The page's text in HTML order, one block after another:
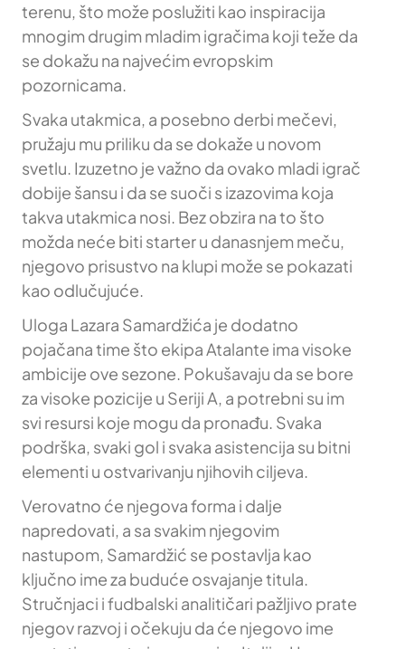
terenu, što može poslužiti kao inspiracija
mnogim drugim mladim igračima koji teže da
se dokažu na najvećim evropskim
pozornicama.
Svaka utakmica, a posebno derbi mečevi,
pružaju mu priliku da se dokaže u novom
svetlu. Izuzetno je važno da ovako mladi igrač
dobije šansu i da se suoči s izazovima koja
takva utakmica nosi. Bez obzira na to što
možda neće biti starter u danasnjem meču,
njegovo prisustvo na klupi može se pokazati
kao odlučujuće.
Uloga Lazara Samardžića je dodatno
pojačana time što ekipa Atalante ima visoke
ambicije ove sezone. Pokušavaju da se bore
za visoke pozicije u Seriji A, a potrebni su im
svi resursi koje mogu da pronađu. Svaka
podrška, svaki gol i svaka asistencija su bitni
elementi u ostvarivanju njihovih ciljeva.
Verovatno će njegova forma i dalje
napredovati, a sa svakim njegovim
nastupom, Samardžić se postavlja kao
ključno ime za buduće osvajanje titula.
Stručnjaci i fudbalski analitičari pažljivo prate
njegov razvoj i očekuju da će njegovo ime